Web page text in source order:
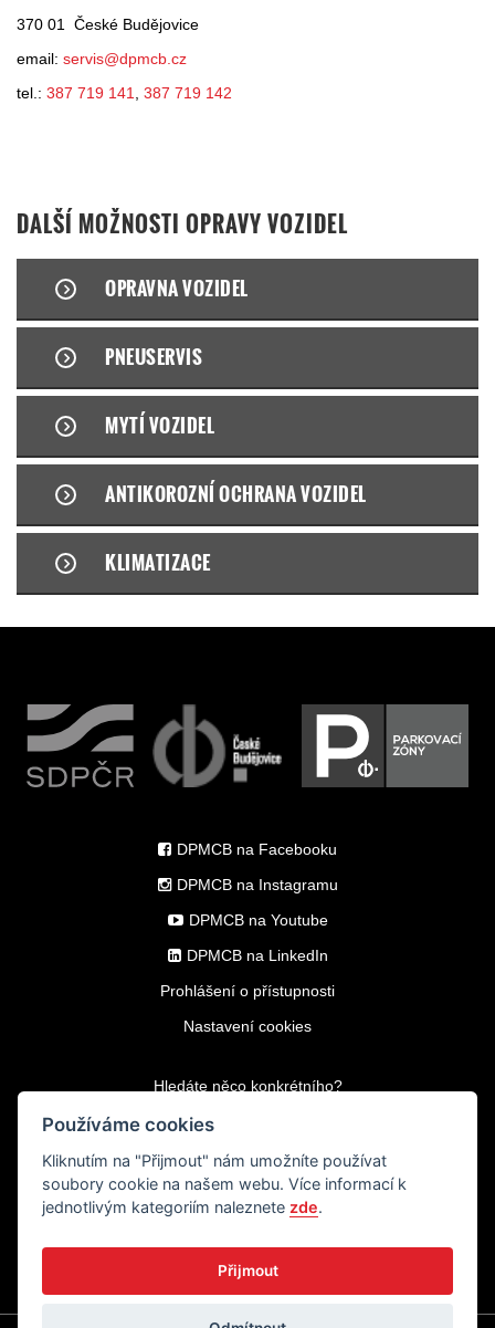
370 01 České Budějovice
email: servis@dpmcb.cz
tel.: 387 719 141 387 719 142
DALŠÍ MOŽNOSTI OPRAVY VOZIDEL
OPRAVNA VOZIDEL
PNEUSERVIS
MYTÍ VOZIDEL
ANTIKOROZNÍ OCHRANA VOZIDEL
KLIMATIZACE
DPMCB na Facebooku
DPMCB na Instagramu
DPMCB na Youtube
DPMCB na LinkedIn
Prohlášení o přístupnosti
Nastavení cookies
Hledáte něco konkrétního?
© 2009-2026 Dopravní podnik města
Používáme cookies
Kliknutím na "Přijmout" nám umožníte používat
soubory cookie na našem webu. Více informací k
jednotlivým kategoriím naleznete zde.
Přijmout